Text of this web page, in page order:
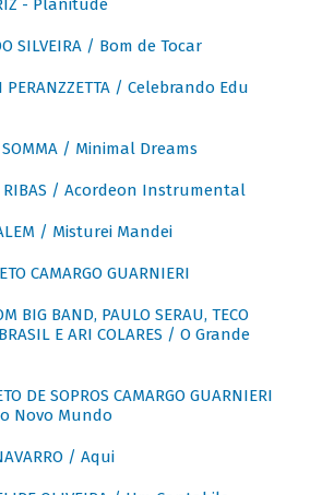
- Planitude
SILVEIRA / Bom de Tocar
PERANZZETTA / Celebrando Edu
SOMMA / Minimal Dreams
RIBAS / Acordeon Instrumental
/ Misturei Mandei
CAMARGO GUARNIERI
BIG BAND, PAULO SERAU, TECO
E ARI COLARES / O Grande
DE SOPROS CAMARGO GUARNIERI
Novo Mundo
/ Aqui